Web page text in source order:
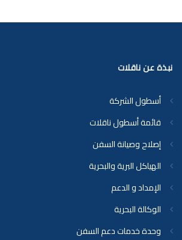
نبذة عن ناقلات
أسطول الشركة
قائمة أسطول ناقلات
إصلاح وصيانة السفن
الهياكل البرية والبحرية
الإمداد و الدعم
الوكالة البحرية
وحدة خدمات دعم السفن